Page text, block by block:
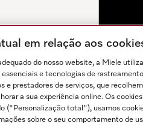
nosso assistente pode
em relação aos
do nosso website, a Miele
e tecnologias de
e prestadores de serviços, que
a sua experiência online. Os
("Personalização total"), usamos
sobre o seu comportamento de